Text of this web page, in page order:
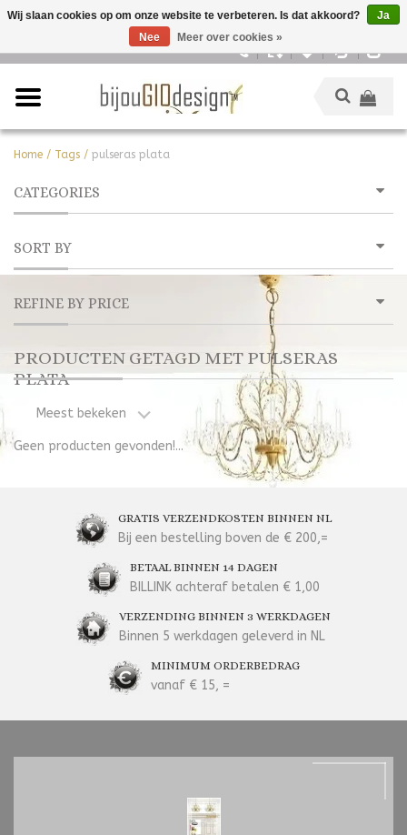
Home / Tags / pulseras plata
CATEGORIES
SORT BY
REFINE BY PRICE
PRODUCTEN GETAGD MET PULSERAS
PLATA
Meest bekeken
Geen producten gevonden!...
GRATIS VERZENDKOSTEN BINNEN NL
Bij een bestelling boven de € 200,=
BETAAL BINNEN 14 DAGEN
BILLINK achteraf betalen € 1,00
VERZENDING BINNEN 3 WERKDAGEN
Binnen 5 werkdagen geleverd in NL
MINIMUM ORDERBEDRAG
vanaf € 15, =
Wij slaan cookies op om onze website te verbeteren. Is dat akkoord?
Ja
Nee
Meer over cookies »